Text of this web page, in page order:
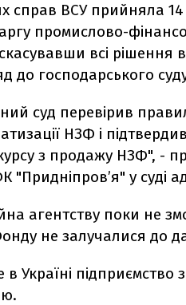
справ ВСУ прийняла
промислово-
всі
до господарського
суд перевірив
НЗФ і
з продажу НЗФ", -
"Придніпров’я" у суді
агентству поки не
не залучалися до
Україні